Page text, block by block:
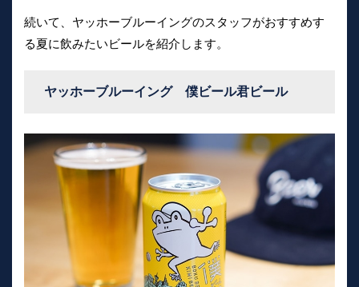
続いて、ヤッホーブルーイングのスタッフがおすすめす
る夏に飲みたいビールを紹介します。
ヤッホーブルーイング 僕ビール君ビール